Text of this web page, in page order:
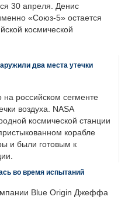
30 апреля. Денис
«Союз-5» остается
космической
два места утечки
российском сегменте
воздуха. NASA
космической станции
корабле
и были готовым к
во время испытаний
Blue Origin Джеффа